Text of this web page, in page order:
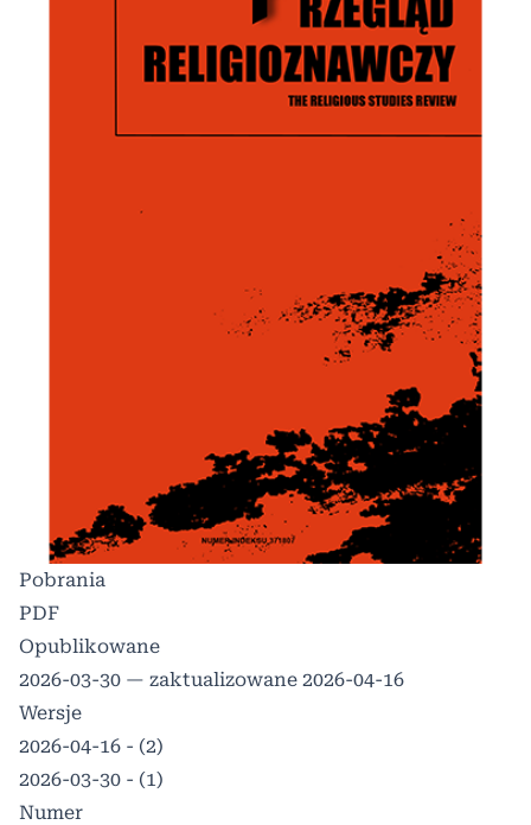
Pobrania
PDF
Opublikowane
2026-03-30 — zaktualizowane 2026-04-16
Wersje
2026-04-16 - (2)
2026-03-30 - (1)
Numer